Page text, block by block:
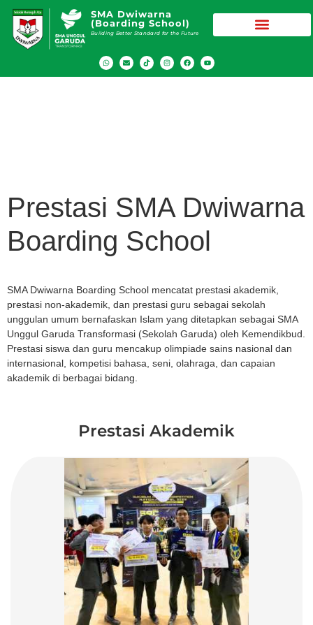
SMA Dwiwarna
(Boarding School)
Building Better Standard for the Future
Prestasi SMA Dwiwarna
Boarding School
SMA Dwiwarna Boarding School mencatat prestasi akademik,
prestasi non-akademik, dan prestasi guru sebagai sekolah
unggulan umum bernafaskan Islam yang ditetapkan sebagai SMA
Unggul Garuda Transformasi (Sekolah Garuda) oleh Kemendikbud.
Prestasi siswa dan guru mencakup olimpiade sains nasional dan
internasional, kompetisi bahasa, seni, olahraga, dan capaian
akademik di berbagai bidang.
Prestasi Akademik